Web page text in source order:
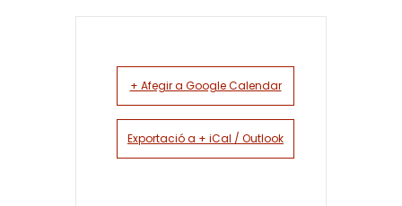
+ Afegir a Google Calendar
Exportació a + iCal / Outlook